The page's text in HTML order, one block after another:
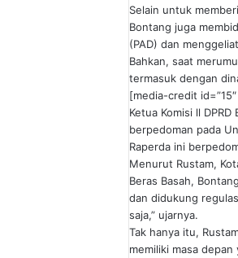
Selain untuk
Bontang juga
(PAD) dan
Bahkan, saat
termasuk dengan
[media-credit
Ketua Komisi ll
berpedoman pada
Raperda ini
Menurut Rustam,
Beras Basah,
dan didukung
saja,” ujarnya.
Tak hanya itu,
memiliki masa